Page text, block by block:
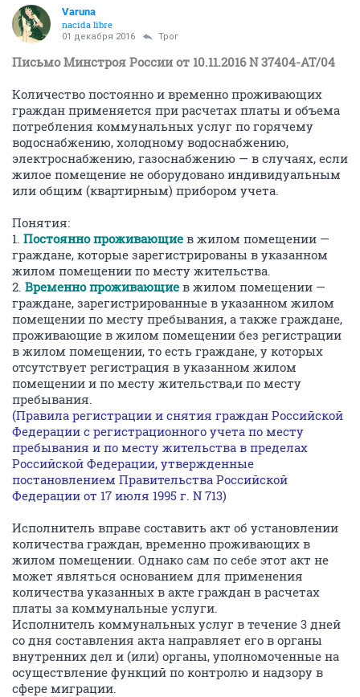
Varuna
nacida libre
01 декабря 2016 Трог
Письмо Минстроя России от 10.11.2016 N 37404-АТ/04
Количество постоянно и временно проживающих
граждан применяется при расчетах платы и объема
потребления коммунальных услуг по горячему
водоснабжению, холодному водоснабжению,
электроснабжению, газоснабжению — в случаях, если
жилое помещение не оборудовано индивидуальным
или общим (квартирным) прибором учета.
Понятия:
1. Постоянно проживающие в жилом помещении —
граждане, которые зарегистрированы в указанном
жилом помещении по месту жительства.
2. Временно проживающие в жилом помещении —
граждане, зарегистрированные в указанном жилом
помещении по месту пребывания, а также граждане,
проживающие в жилом помещении без регистрации
в жилом помещении, то есть граждане, у которых
отсутствует регистрация в указанном жилом
помещении и по месту жительства,и по месту
пребывания.
(Правила регистрации и снятия граждан Российской
Федерации с регистрационного учета по месту
пребывания и по месту жительства в пределах
Российской Федерации, утвержденные
постановлением Правительства Российской
Федерации от 17 июля 1995 г. N 713)
Исполнитель вправе составить акт об установлении
количества граждан, временно проживающих в
жилом помещении. Однако сам по себе этот акт не
может являться основанием для применения
количества указанных в акте граждан в расчетах
платы за коммунальные услуги.
Исполнитель коммунальных услуг в течение 3 дней
со дня составления акта направляет его в органы
внутренних дел и (или) органы, уполномоченные на
осуществление функций по контролю и надзору в
сфере миграции.